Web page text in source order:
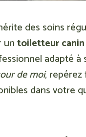
des soins
untoiletteur
adapté à
de moi,
dans votre